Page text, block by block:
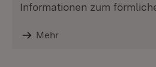
Informationen zum
Mehr